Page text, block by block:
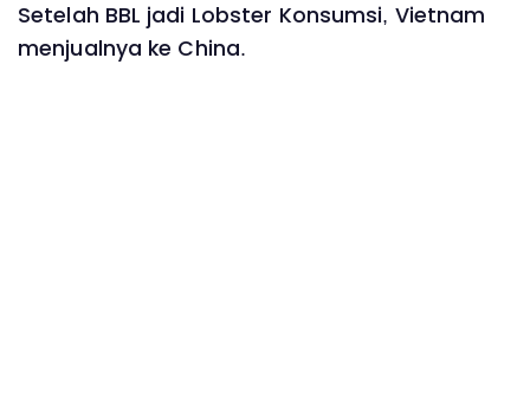
Setelah BBL jadi Lobster Konsumsi, Vietnam
menjualnya ke China.